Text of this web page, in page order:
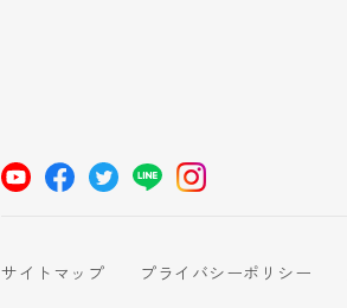
サイトマップ プライバシーポリシー